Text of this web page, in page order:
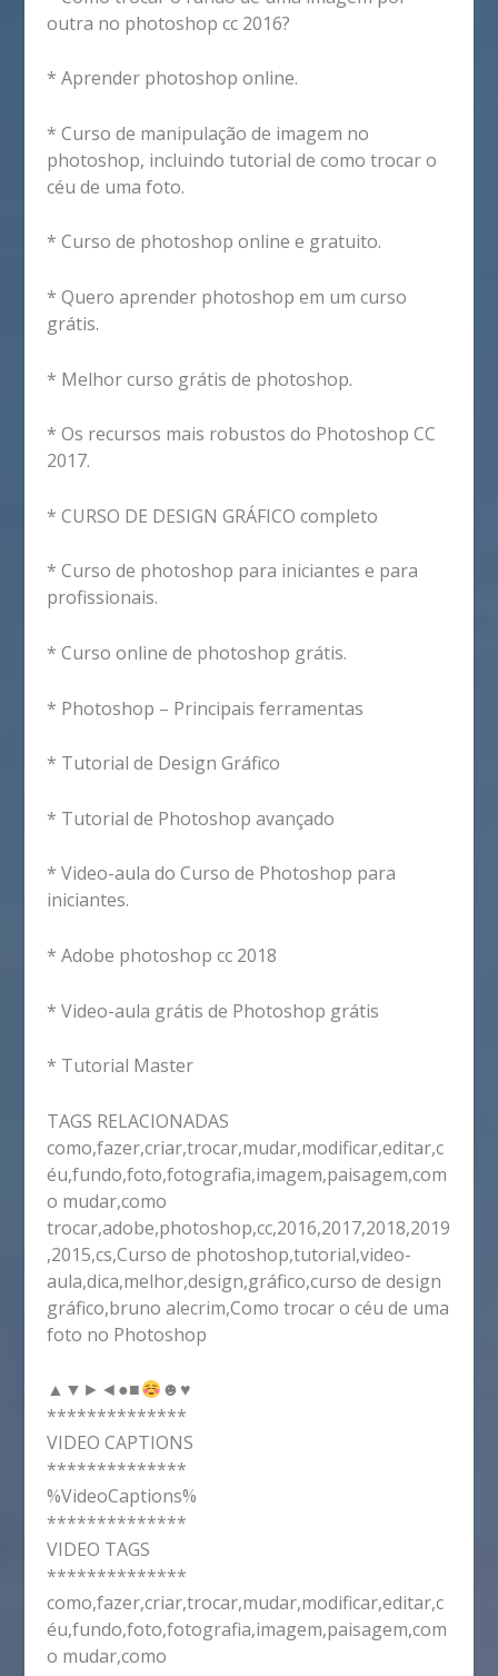
outra no photoshop cc 2016?
* Aprender photoshop online.
* Curso de manipulação de imagem no
photoshop, incluindo tutorial de como trocar o
céu de uma foto.
* Curso de photoshop online e gratuito.
* Quero aprender photoshop em um curso
grátis.
* Melhor curso grátis de photoshop.
* Os recursos mais robustos do Photoshop CC
2017.
* CURSO DE DESIGN GRÁFICO completo
* Curso de photoshop para iniciantes e para
profissionais.
* Curso online de photoshop grátis.
* Photoshop – Principais ferramentas
* Tutorial de Design Gráfico
* Tutorial de Photoshop avançado
* Video-aula do Curso de Photoshop para
iniciantes.
* Adobe photoshop cc 2018
* Video-aula grátis de Photoshop grátis
* Tutorial Master
TAGS RELACIONADAS
como,fazer,criar,trocar,mudar,modificar,editar,c
éu,fundo,foto,fotografia,imagem,paisagem,com
o mudar,como
trocar,adobe,photoshop,cc,2016,2017,2018,2019
,2015,cs,Curso de photoshop,tutorial,video-
aula,dica,melhor,design,gráfico,curso de design
gráfico,bruno alecrim,Como trocar o céu de uma
foto no Photoshop
▲▼►◄●■ ☻ ♥
**************
VIDEO CAPTIONS
**************
%VideoCaptions%
**************
VIDEO TAGS
**************
como,fazer,criar,trocar,mudar,modificar,editar,c
éu,fundo,foto,fotografia,imagem,paisagem,com
o mudar,como